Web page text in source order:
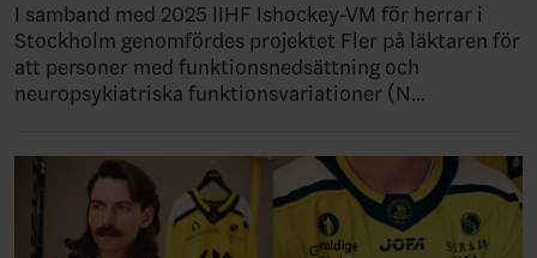
I samband med 2025 IIHF Ishockey-VM för herrar i
Stockholm genomfördes projektet Fler på läktaren för
att personer med funktionsnedsättning och
neuropsykiatriska funktionsvariationer (N…